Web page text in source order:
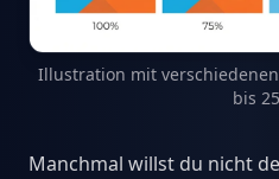
Illustration mit
bis
Manchmal willst du nicht